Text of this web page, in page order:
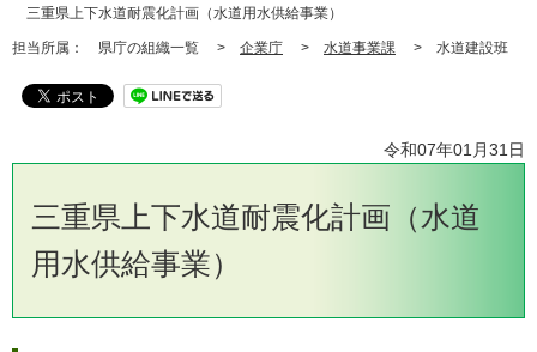
三重県上下水道耐震化計画（水道用水供給事業）
担当所属： 県庁の組織一覧 > 企業庁 > 水道事業課 > 水道建設班
令和07年01月31日
三重県上下水道耐震化計画（水道
用水供給事業）